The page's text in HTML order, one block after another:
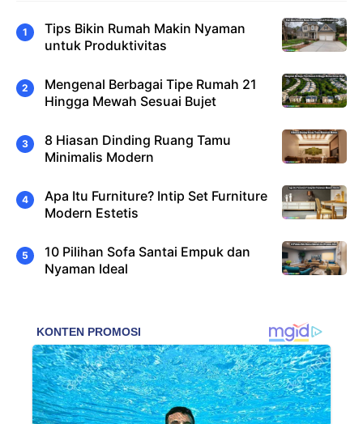
Tips Bikin Rumah Makin Nyaman
untuk Produktivitas
Mengenal Berbagai Tipe Rumah 21
Hingga Mewah Sesuai Bujet
8 Hiasan Dinding Ruang Tamu
Minimalis Modern
Apa Itu Furniture? Intip Set Furniture
Modern Estetis
10 Pilihan Sofa Santai Empuk dan
Nyaman Ideal